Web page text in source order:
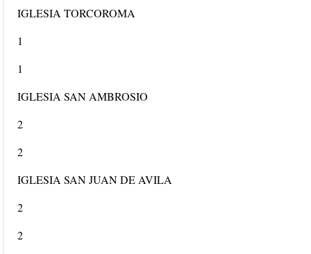
IGLESIA TORCOROMA
1
1
IGLESIA SAN AMBROSIO
2
2
IGLESIA SAN JUAN DE AVILA
2
2